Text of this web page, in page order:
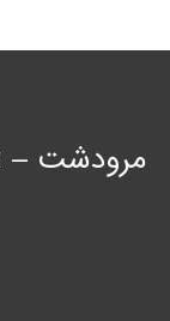
مرودشت – 22 بهمن شمالی